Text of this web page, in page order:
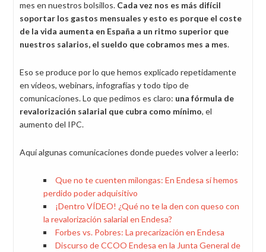
mes en nuestros bolsillos. Cada vez nos es más difícil
soportar los gastos mensuales y esto es porque el coste
de la vida aumenta en España a un ritmo superior que
nuestros salarios, el sueldo que cobramos mes a mes.
Eso se produce por lo que hemos explicado repetidamente
en vídeos, webinars, infografías y todo tipo de
comunicaciones. Lo que pedimos es claro: una fórmula de
revalorización salarial que cubra como mínimo, el
aumento del IPC.
Aquí algunas comunicaciones donde puedes volver a leerlo:
Que no te cuenten milongas: En Endesa sí hemos
perdido poder adquisitivo
¡Dentro VÍDEO! ¿Qué no te la den con queso con
la revalorización salarial en Endesa?
Forbes vs. Pobres: La precarización en Endesa
Discurso de CCOO Endesa en la Junta General de